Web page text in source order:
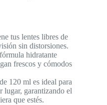
tus lentes libres de
sin distorsiones.
hidratante
frescos y cómodos
120 ml es ideal para
lugar, garantizando el
que estés.